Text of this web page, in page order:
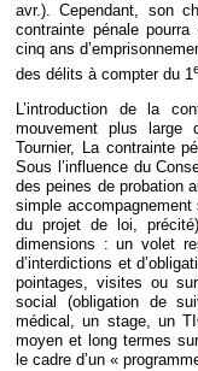
avr.). Cependant, son
contrainte pénale
cinq ans
des délits à compter du 1
L’introduction de la
mouvement plus large
Tournier, La contrainte
Sous l’influence du
des peines de probation
simple accompagnement
du projet de loi,
dimensions : un volet
d’interdictions et
pointages, visites ou
social (obligation de
médical, un stage, un
moyen et long termes
le cadre d’un «